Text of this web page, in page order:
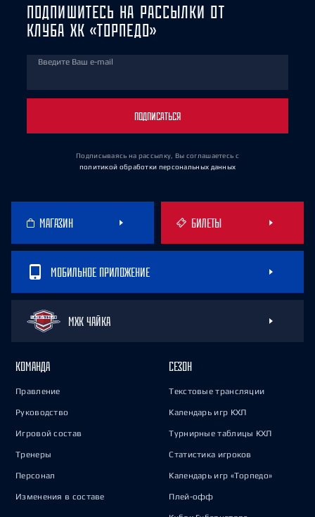
ПОДПИШИТЕСЬ НА РАССЫЛКИ ОТ
КЛУБА ХК «ТОРПЕДО»
Введите Ваш e-mail
ПОДПИСАТЬСЯ
Подписываясь на рассылку, Вы соглашаетесь с
политикой обработки персональных данных
МАГАЗИН БИЛЕТЫ
МОБИЛЬНОЕ ПРИЛОЖЕНИЕ
МХК ЧАЙКА
КОМАНДА
Правление
Руководство
Игровой состав
Тренеры
Персонал
Изменения в составе
СЕЗОН
Текстовые трансляции
Календарь игр КХЛ
Турнирные таблицы КХЛ
Статистика игроков
Календарь игр «Торпедо»
Плей-офф